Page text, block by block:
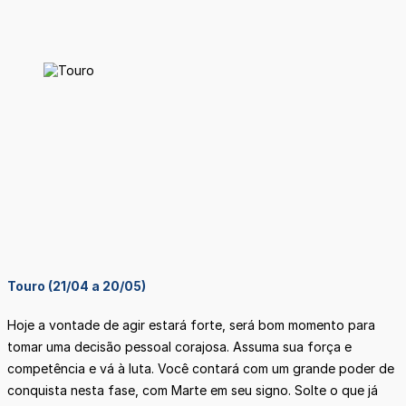
Touro (21/04 a 20/05)
Hoje a vontade de agir estará forte, será bom momento para
tomar uma decisão pessoal corajosa. Assuma sua força e
competência e vá à luta. Você contará com um grande poder de
conquista nesta fase, com Marte em seu signo. Solte o que já